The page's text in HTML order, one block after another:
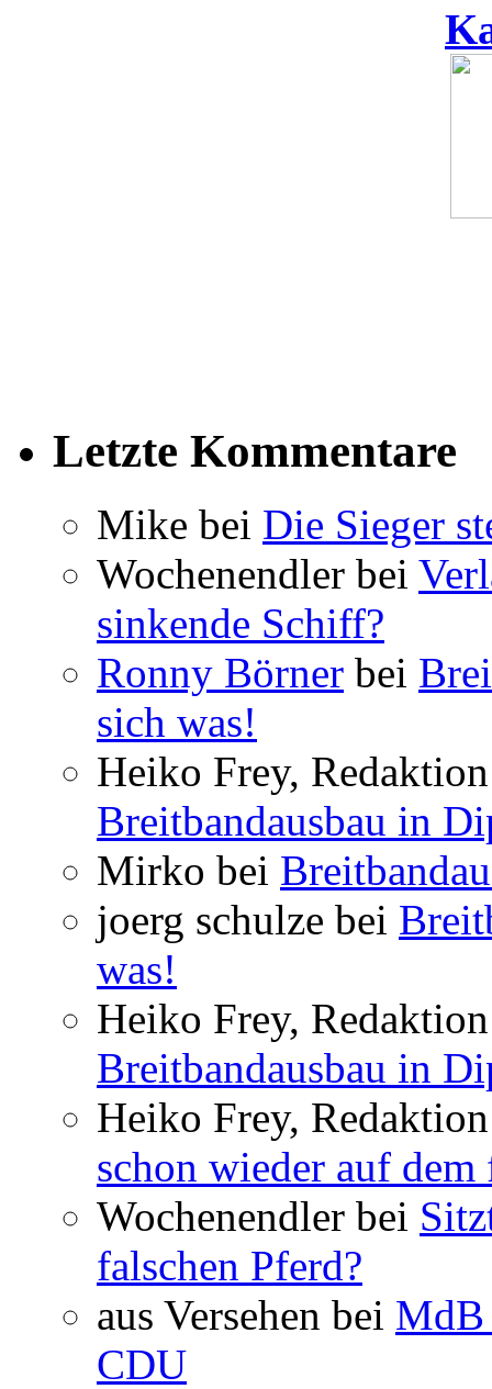
Letzte Kommentare
Mike bei Die Sieger
Wochenendler bei
sinkende Schiff?
Ronny Börner bei
sich was!
Heiko Frey,
Breitbandausbau in
Mirko bei
joerg schulze bei
was!
Heiko Frey,
Breitbandausbau in
Heiko Frey,
schon wieder auf dem
Wochenendler bei
falschen Pferd?
aus Versehen bei MdB
CDU